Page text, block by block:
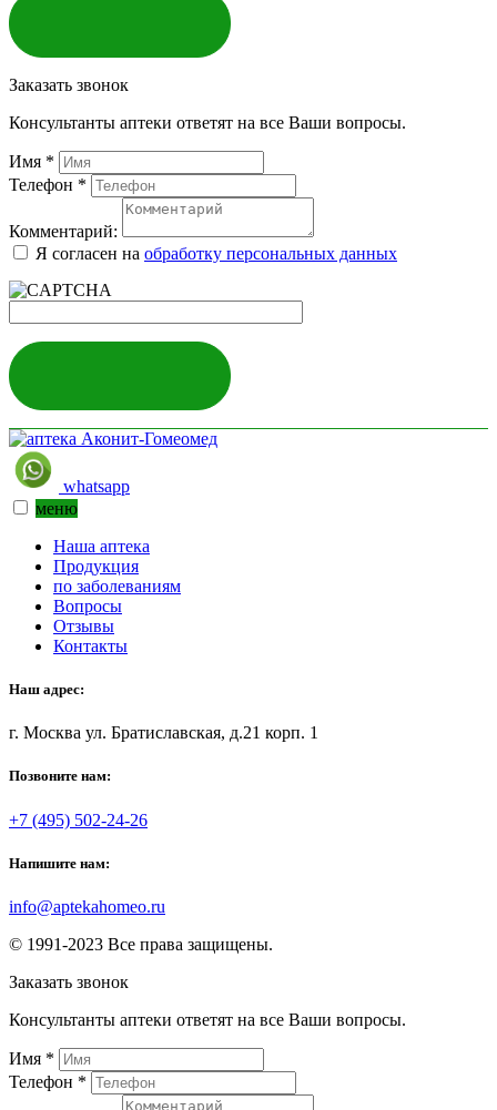
Заказать звонок
Консультанты аптеки ответят на все Ваши вопросы.
Имя *
Телефон *
Комментарий:
Я согласен на обработку персональных данных
whatsapp
меню
Наша аптека
Продукция
по заболеваниям
Вопросы
Отзывы
Контакты
Наш адрес:
г. Москва ул. Братиславская, д.21 корп. 1
Позвоните нам:
+7 (495) 502-24-26
Напишите нам:
info@aptekahomeo.ru
© 1991-2023 Все права защищены.
Заказать звонок
Консультанты аптеки ответят на все Ваши вопросы.
Имя *
Телефон *